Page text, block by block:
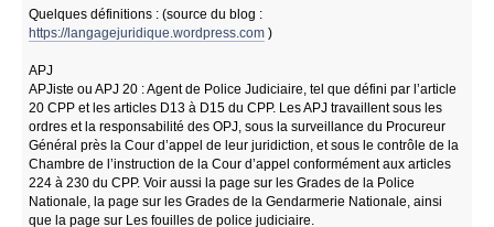
Quelques définitions : (source du blog :
https://langagejuridique.wordpress.com )
APJ
APJiste ou APJ 20 : Agent de Police Judiciaire, tel que défini par l’article
20 CPP et les articles D13 à D15 du CPP. Les APJ travaillent sous les
ordres et la responsabilité des OPJ, sous la surveillance du Procureur
Général près la Cour d’appel de leur juridiction, et sous le contrôle de la
Chambre de l’instruction de la Cour d’appel conformément aux articles
224 à 230 du CPP. Voir aussi la page sur les Grades de la Police
Nationale, la page sur les Grades de la Gendarmerie Nationale, ainsi
que la page sur Les fouilles de police judiciaire.